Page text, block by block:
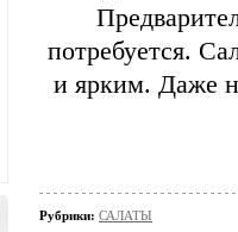
потребуется.
и ярким. Даже
Рубрики: САЛАТЫ